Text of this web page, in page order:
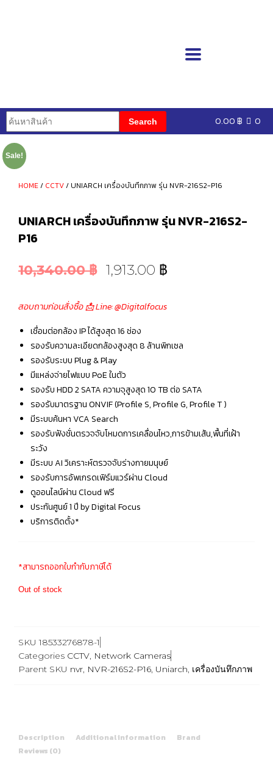
0.00฿ 0
Sale!
HOME/ CCTV/ UNIARCH เครื่องบันทึกภาพ รุ่น NVR-216S2-P16
UNIARCH เครื่องบันทึกภาพ รุ่น NVR-216S2-
P16
10,340.00฿ 1,913.00 ฿
สอบถามก่อนสั่งซื้อ 📩 Line: @Digitalfocus
เชื่อมต่อกล้อง IP ได้สูงสุด 16 ช่อง
รองรับความละเอียดกล้องสูงสุด 8 ล้านพิกเซล
รองรับระบบ Plug & Play
มีแหล่งจ่ายไฟแบบ PoE ในตัว
รองรับ HDD 2 SATA ความจุสูงสุด 10 TB ต่อ SATA
รองรับมาตรฐาน ONVIF (Profile S, Profile G, Profile T )
มีระบบค้นหา VCA Search
รองรับฟังชั่นตรวจจับโหมดการเคลื่อนไหว,การข้ามเส้น,พื้นที่เฝ้า
ระวัง
มีระบบ AI วิเคราะห์ตรวจจับร่างกายมนุษย์
รองรับการอัพเกรดเฟิร์มแวร์ผ่าน Cloud
ดูออนไลน์ผ่าน Cloud ฟรี
ประกันศูนย์ 1 ปี by Digital Focus
บริการติดตั้ง*
*สามารถออกใบกำกับภาษีได้
Out of stock
SKU18533276878-1
Categories CCTV, Network Cameras
Parent SKU nvr, NVR-216S2-P16, Uniarch, เครื่องบันทึกภาพ
Description Additional information
Brand
Reviews (0)